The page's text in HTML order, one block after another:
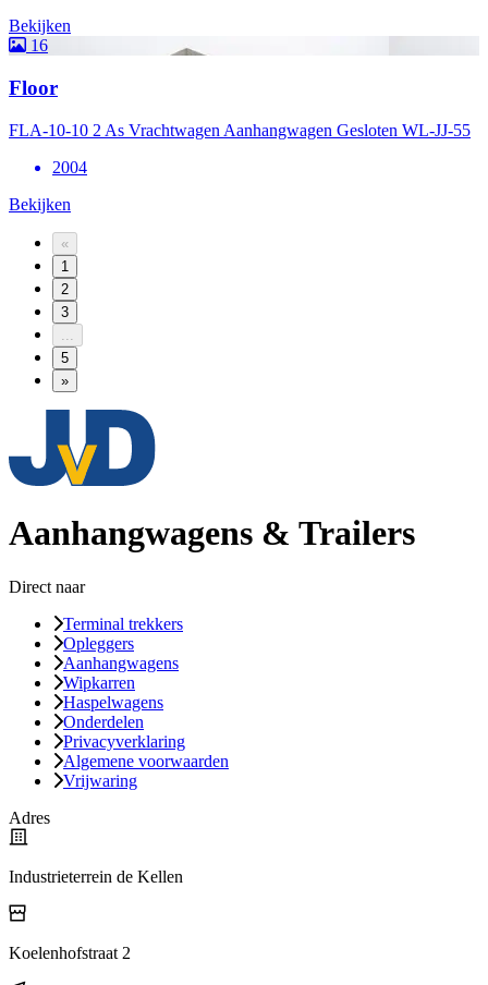
Bekijken
16
Floor
FLA-10-10 2 As Vrachtwagen Aanhangwagen Gesloten WL-JJ-55
2004
Bekijken
«
1
2
3
5
»
Aanhangwagens & Trailers
Direct naar
Terminal trekkers
Opleggers
Aanhangwagens
Wipkarren
Haspelwagens
Onderdelen
Privacyverklaring
Algemene voorwaarden
Vrijwaring
Adres
Industrieterrein de Kellen
Koelenhofstraat 2